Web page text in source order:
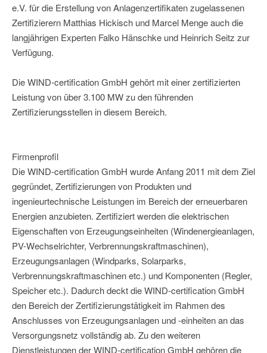
e.V. für die Erstellung von Anlagenzertifikaten zugelassenen
Zertifizierern Matthias Hickisch und Marcel Menge auch die
langjährigen Experten Falko Hänschke und Heinrich Seitz zur
Verfügung.
Die WIND-certification GmbH gehört mit einer zertifizierten
Leistung von über 3.100 MW zu den führenden
Zertifizierungsstellen in diesem Bereich.
Firmenprofil
Die WIND-certification GmbH wurde Anfang 2011 mit dem Ziel
gegründet, Zertifizierungen von Produkten und
ingenieurtechnische Leistungen im Bereich der erneuerbaren
Energien anzubieten. Zertifiziert werden die elektrischen
Eigenschaften von Erzeugungseinheiten (Windenergieanlagen,
PV-Wechselrichter, Verbrennungskraftmaschinen),
Erzeugungsanlagen (Windparks, Solarparks,
Verbrennungskraftmaschinen etc.) und Komponenten (Regler,
Speicher etc.). Dadurch deckt die WIND-certification GmbH
den Bereich der Zertifizierungstätigkeit im Rahmen des
Anschlusses von Erzeugungsanlagen und -einheiten an das
Versorgungsnetz vollständig ab. Zu den weiteren
Dienstleistungen der WIND-certification GmbH gehören die